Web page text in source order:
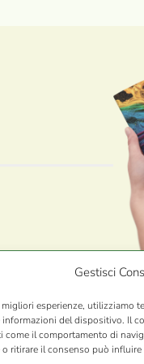
Gestisci
migliori esperienze, utilizziamo
informazioni del dispositivo. Il
come il comportamento di
ritirare il consenso può
n. 01078860473 |
Economico